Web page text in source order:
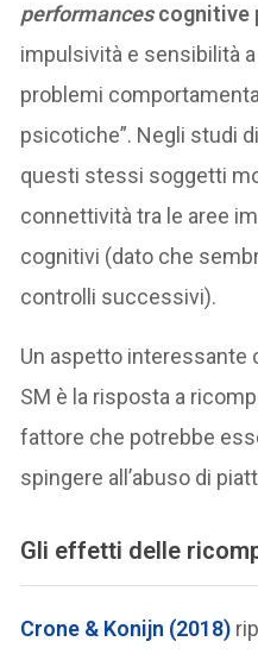
performancescognitive
impulsività e sensibilità
problemi
psicotiche”. Negli studi
questi stessi soggetti
connettività tra le aree
cognitivi (dato che
controlli successivi).
Un aspetto interessante
SM è la risposta a
fattore che potrebbe
spingere all’abuso di
Gli effetti delle
Crone & Konijn (2018)